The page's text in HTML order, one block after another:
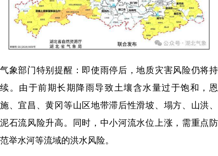
气象部门特别提醒：即使雨停后，地质灾害风险仍将持
续。由于前期长期降雨导致土壤含水量过于饱和，恩
施、宜昌、黄冈等山区地带滞后性滑坡、塌方、山洪、
泥石流风险升高。同时，中小河流水位上涨，需重点防
范举水河等流域的洪水风险。